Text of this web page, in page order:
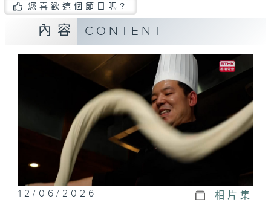
您喜歡這個節目嗎?
內容 CONTENT
12/06/2026 相片集